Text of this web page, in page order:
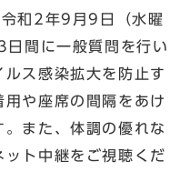
和2年9月9日（水曜
間に一般質問を行い
ス感染拡大を防止す
や座席の間隔をあけ
また、体調の優れな
ト中継をご視聴くだ